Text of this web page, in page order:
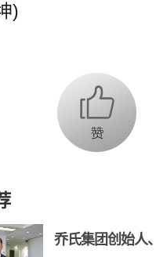
)
乔氏集团创始人